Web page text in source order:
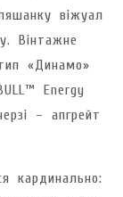
віжуал
Вінтажне
«Динамо»
Energy
– апгрейт
кардинально: